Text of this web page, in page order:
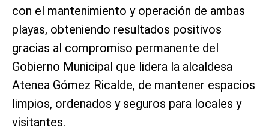
con el mantenimiento y operación de ambas
playas, obteniendo resultados positivos
gracias al compromiso permanente del
Gobierno Municipal que lidera la alcaldesa
Atenea Gómez Ricalde, de mantener espacios
limpios, ordenados y seguros para locales y
visitantes.